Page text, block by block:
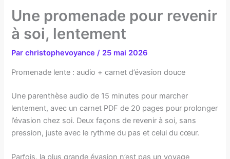
Une promenade pour revenir
à soi, lentement
Parchristophevoyance/ 25 mai 2026
Promenade lente : audio + carnet d’évasion douce
Une parenthèse audio de 15 minutes pour marcher
lentement, avec un carnet PDF de 20 pages pour prolonger
l’évasion chez soi. Deux façons de revenir à soi, sans
pression, juste avec le rythme du pas et celui du cœur.
Parfois, la plus grande évasion n’est pas un voyage